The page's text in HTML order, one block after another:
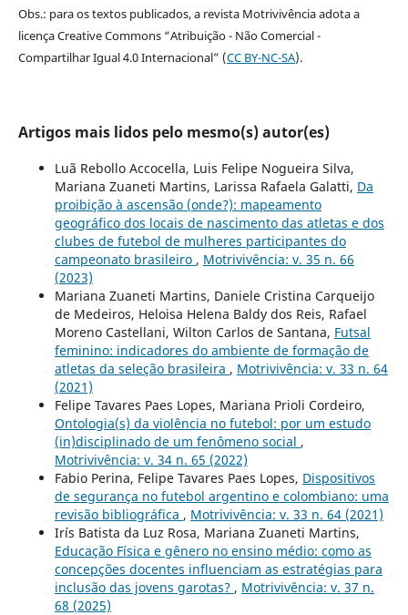
Obs.: para os textos publicados, a revista Motrivivência adota a
licença Creative Commons “Atribuição - Não Comercial -
Compartilhar Igual 4.0 Internacional” (CC BY-NC-SA).
Artigos mais lidos pelo mesmo(s) autor(es)
Luã Rebollo Accocella, Luis Felipe Nogueira Silva,
Mariana Zuaneti Martins, Larissa Rafaela Galatti, Da
proibição à ascensão (onde?): mapeamento
geográfico dos locais de nascimento das atletas e dos
clubes de futebol de mulheres participantes do
campeonato brasileiro , Motrivivência: v. 35 n. 66
(2023)
Mariana Zuaneti Martins, Daniele Cristina Carqueijo
de Medeiros, Heloisa Helena Baldy dos Reis, Rafael
Moreno Castellani, Wilton Carlos de Santana, Futsal
feminino: indicadores do ambiente de formação de
atletas da seleção brasileira , Motrivivência: v. 33 n. 64
(2021)
Felipe Tavares Paes Lopes, Mariana Prioli Cordeiro,
Ontologia(s) da violência no futebol: por um estudo
(in)disciplinado de um fenômeno social ,
Motrivivência: v. 34 n. 65 (2022)
Fabio Perina, Felipe Tavares Paes Lopes, Dispositivos
de segurança no futebol argentino e colombiano: uma
revisão bibliográfica , Motrivivência: v. 33 n. 64 (2021)
Irís Batista da Luz Rosa, Mariana Zuaneti Martins,
Educação Física e gênero no ensino médio: como as
concepções docentes influenciam as estratégias para
inclusão das jovens garotas? , Motrivivência: v. 37 n.
68 (2025)